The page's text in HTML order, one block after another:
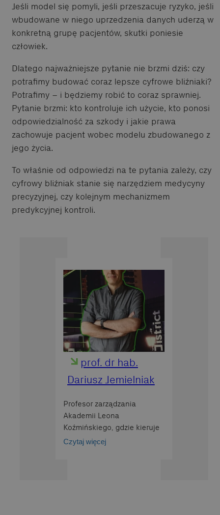
Jeśli model się pomyli, jeśli przeszacuje ryzyko, jeśli
wbudowane w niego uprzedzenia danych uderzą w
konkretną grupę pacjentów, skutki poniesie
człowiek.
Dlatego najważniejsze pytanie nie brzmi dziś: czy
potrafimy budować coraz lepsze cyfrowe bliźniaki?
Potrafimy – i będziemy robić to coraz sprawniej.
Pytanie brzmi: kto kontroluje ich użycie, kto ponosi
odpowiedzialność za szkody i jakie prawa
zachowuje pacjent wobec modelu zbudowanego z
jego życia.
To właśnie od odpowiedzi na te pytania zależy, czy
cyfrowy bliźniak stanie się narzędziem medycyny
precyzyjnej, czy kolejnym mechanizmem
predykcyjnej kontroli.
prof. dr hab.
Dariusz Jemielniak
Profesor zarządzania
Akademii Leona
Koźmińskiego, gdzie kieruje
katedrą MINDS
Czytaj więcej